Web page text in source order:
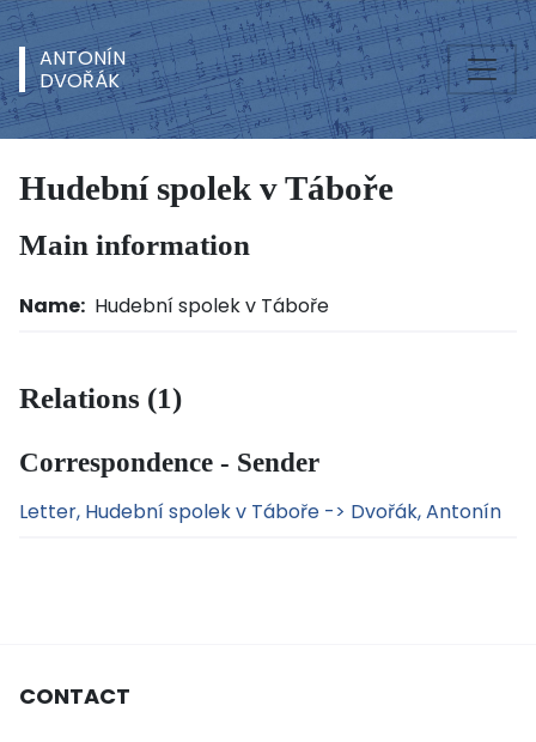
ANTONÍN
DVOŘÁK
Hudební spolek v Táboře
Main information
Name: Hudební spolek v Táboře
Relations (1)
Correspondence - Sender
Letter, Hudební spolek v Táboře -> Dvořák, Antonín
CONTACT